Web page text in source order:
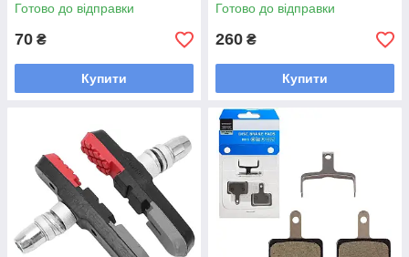
Готово до відправки
70 ₴
Купити
Готово до відправки
260 ₴
Купити